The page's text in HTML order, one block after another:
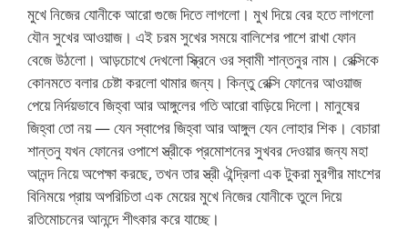
মুখে নিজের যোনীকে আরো গুজে দিতে লাগলো। মুখ দিয়ে বের হতে লাগলো
যৌন সুখের আওয়াজ। এই চরম সুখের সময়ে বালিশের পাশে রাখা ফোন
বেজে উঠলো। আড়চোখে দেখলো স্ক্রিনে ওর স্বামী শান্তনুর নাম। রেক্সিকে
কোনমতে বলার চেষ্টা করলো থামার জন্য। কিন্তু রেক্সি ফোনের আওয়াজ
পেয়ে নির্দয়ভাবে জিহ্বা আর আঙ্গুলের গতি আরো বাড়িয়ে দিলো। মানুষের
জিহ্বা তো নয় — যেন স্বাপের জিহ্বা আর আঙ্গুল যেন লোহার শিক। বেচারা
শান্তনু যখন ফোনের ওপাশে স্ত্রীকে প্রমোশনের সুখবর দেওয়ার জন্য মহা
আনন্দ নিয়ে অপেক্ষা করছে, তখন তার স্ত্রী ঐন্দ্রিলা এক টুকরা মুরগীর মাংশের
বিনিময়ে প্রায় অপরিচিতা এক মেয়ের মুখে নিজের যোনীকে তুলে দিয়ে
রতিমোচনের আনন্দে শীৎকার করে যাচ্ছে।